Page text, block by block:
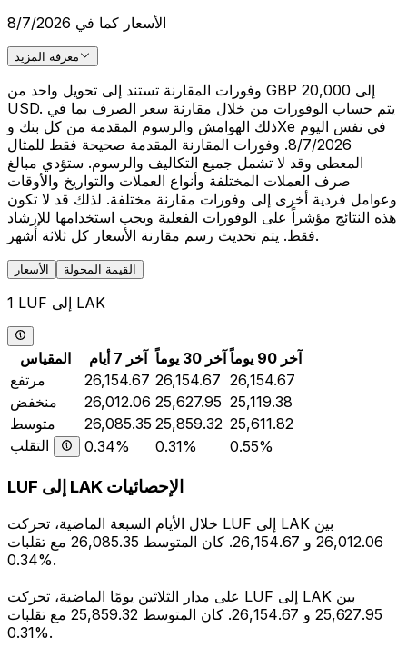
الأسعار كما في 8/7/2026
معرفة المزيد
وفورات المقارنة تستند إلى تحويل واحد من GBP 20,000 إلى
USD. يتم حساب الوفورات من خلال مقارنة سعر الصرف بما في
ذلك الهوامش والرسوم المقدمة من كل بنك وXe في نفس اليوم
8/7/2026. وفورات المقارنة المقدمة صحيحة فقط للمثال
المعطى وقد لا تشمل جميع التكاليف والرسوم. ستؤدي مبالغ
صرف العملات المختلفة وأنواع العملات والتواريخ والأوقات
وعوامل فردية أخرى إلى وفورات مقارنة مختلفة. لذلك قد لا تكون
هذه النتائج مؤشراً على الوفورات الفعلية ويجب استخدامها للإرشاد
فقط. يتم تحديث رسم مقارنة الأسعار كل ثلاثة أشهر.
الأسعار القيمة المحولة
1 LUF إلى LAK
المقياس آخر 7 أيام آخر 30 يوماً
آخر 90 يوماً
مرتفع
26,154.67 26,154.67 26,154.67
منخفض
26,012.06 25,627.95 25,119.38
متوسط
26,085.35 25,859.32 25,611.82
التقلب
0.34% 0.31% 0.55%
LUF إلى LAK الإحصائيات
خلال الأيام السبعة الماضية، تحركت LUF إلى LAK بين
26,012.06 و 26,154.67. كان المتوسط 26,085.35 مع تقلبات
0.34%.
على مدار الثلاثين يومًا الماضية، تحركت LUF إلى LAK بين
25,627.95 و 26,154.67. كان المتوسط 25,859.32 مع تقلبات
0.31%.